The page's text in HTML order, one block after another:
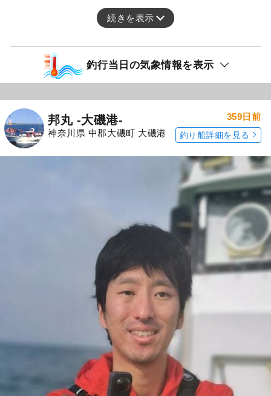
続きを表示
釣行当日の気象情報を表示
邦丸 -大磯港-
神奈川県 中郡大磯町 大磯港
359日前
釣り船詳細を見る